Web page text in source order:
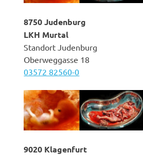
8750 Judenburg
LKH Murtal
Standort Judenburg
Oberweggasse 18
03572 82560-0
9020 Klagenfurt